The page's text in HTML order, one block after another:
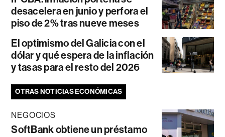
desacelera en junio y perfora el
piso de 2% tras nueve meses
El optimismo del Galicia con el
dólar y qué espera de la inflación
y tasas para el resto del 2026
OTRAS NOTICIAS ECONÓMICAS
NEGOCIOS
SoftBank obtiene un préstamo